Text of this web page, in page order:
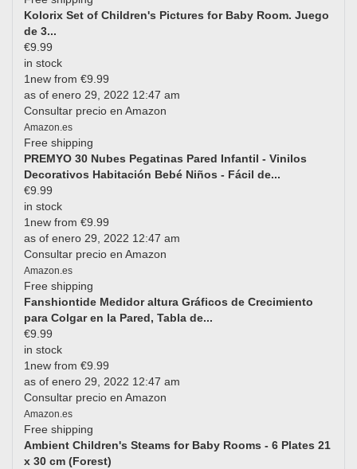
Kolorix Set of Children's Pictures for Baby Room. Juego
de 3...
€9.99
in stock
1new from €9.99
as of enero 29, 2022 12:47 am
Consultar precio en Amazon
Amazon.es
Free shipping
PREMYO 30 Nubes Pegatinas Pared Infantil - Vinilos
Decorativos Habitación Bebé Niños - Fácil de...
€9.99
in stock
1new from €9.99
as of enero 29, 2022 12:47 am
Consultar precio en Amazon
Amazon.es
Free shipping
Fanshiontide Medidor altura Gráficos de Crecimiento
para Colgar en la Pared, Tabla de...
€9.99
in stock
1new from €9.99
as of enero 29, 2022 12:47 am
Consultar precio en Amazon
Amazon.es
Free shipping
Ambient Children's Steams for Baby Rooms - 6 Plates 21
x 30 cm (Forest)